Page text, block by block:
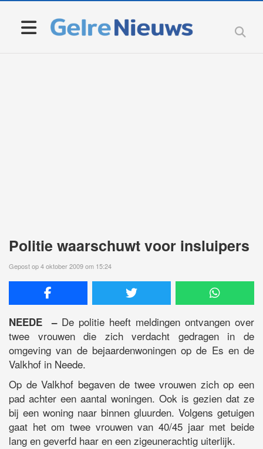
Politie waarschuwt voor insluipers
Gepost op 4 oktober 2009 om 15:24
NEEDE – De politie heeft meldingen ontvangen over
twee vrouwen die zich verdacht gedragen in de
omgeving van de bejaardenwoningen op de Es en de
Valkhof in Neede.
Op de Valkhof begaven de twee vrouwen zich op een
pad achter een aantal woningen. Ook is gezien dat ze
bij een woning naar binnen gluurden. Volgens getuigen
gaat het om twee vrouwen van 40/45 jaar met beide
lang en geverfd haar en een zigeunerachtig uiterlijk.